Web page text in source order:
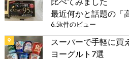
最近何かと話題の「
6.5k件のビュー
スーパーで手軽に買
ヨーグルト7選